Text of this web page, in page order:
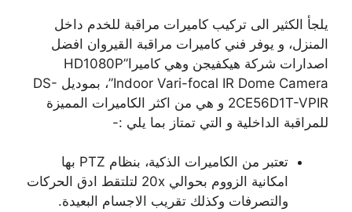
يلجأ الكثير الى تركيب كاميرات مراقبة للخدم داخل
المنزل، و يوفر فني كاميرات مراقبة القيروان افضل
اصدارات شركة هيكفيجن وهي كاميرا”HD1080P
Indoor Vari-focal IR Dome Camera”، بموديل DS-
2CE56D1T-VPIR و هي من اكثر الكاميرات المميزة
للمراقبة الداخلية و التي تمتاز بما يلي :-
تعتبر من الكاميرات الذكية، بنظام PTZ بها
امكانية الزووم بحوالي 20x لتلتقط ادق الحركات
والتصرفات وكذلك تقريب الاجسام البعيدة.